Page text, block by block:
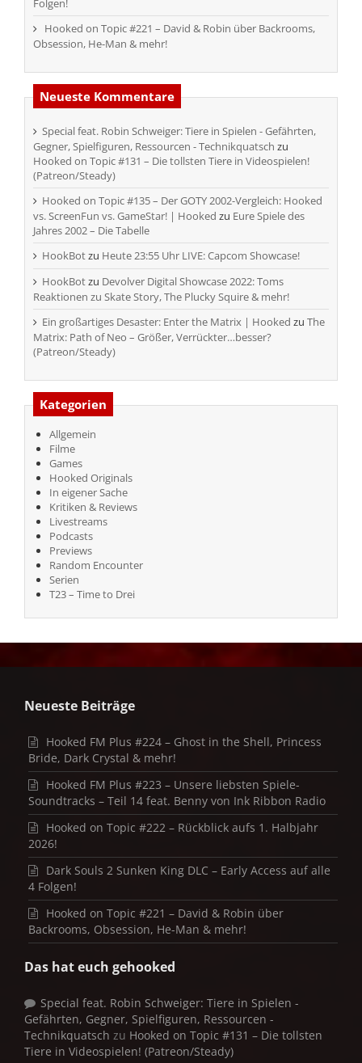
Folgen!
Hooked on Topic #221 – David & Robin über Backrooms,
Obsession, He-Man & mehr!
Neueste Kommentare
Special feat. Robin Schweiger: Tiere in Spielen - Gefährten,
Gegner, Spielfiguren, Ressourcen - Technikquatsch zu
Hooked on Topic #131 – Die tollsten Tiere in Videospielen!
(Patreon/Steady)
Hooked on Topic #135 – Der GOTY 2002-Vergleich: Hooked
vs. ScreenFun vs. GameStar! | Hooked zu Eure Spiele des
Jahres 2002 – Die Tabelle
HookBotzu Heute 23:55 Uhr LIVE: Capcom Showcase!
HookBotzu Devolver Digital Showcase 2022: Toms
Reaktionen zu Skate Story, The Plucky Squire & mehr!
Ein großartiges Desaster: Enter the Matrix | Hooked zu The
Matrix: Path of Neo – Größer, Verrückter…besser?
(Patreon/Steady)
Kategorien
Allgemein
Filme
Games
Hooked Originals
In eigener Sache
Kritiken & Reviews
Livestreams
Podcasts
Previews
Random Encounter
Serien
T23 – Time to Drei
Neueste Beiträge
Hooked FM Plus #224 – Ghost in the Shell, Princess
Bride, Dark Crystal & mehr!
Hooked FM Plus #223 – Unsere liebsten Spiele-
Soundtracks – Teil 14 feat. Benny von Ink Ribbon Radio
Hooked on Topic #222 – Rückblick aufs 1. Halbjahr
2026!
Dark Souls 2 Sunken King DLC – Early Access auf alle
4 Folgen!
Hooked on Topic #221 – David & Robin über
Backrooms, Obsession, He-Man & mehr!
Das hat euch gehooked
Special feat. Robin Schweiger: Tiere in Spielen -
Gefährten, Gegner, Spielfiguren, Ressourcen -
Technikquatsch zu Hooked on Topic #131 – Die tollsten
Tiere in Videospielen! (Patreon/Steady)